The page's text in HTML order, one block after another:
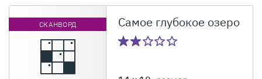
СКАНВОРД Самое глубокое озеро